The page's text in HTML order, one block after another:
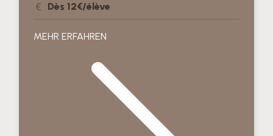
Dès 12€/élève
MEHR ERFAHREN